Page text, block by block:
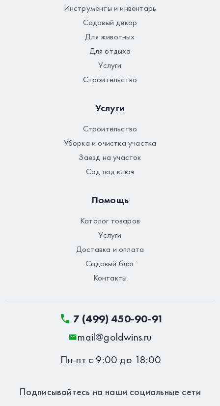
Инструменты и инвентарь
Садовый декор
Для животных
Для отдыха
Услуги
Строительство
Услуги
Строительство
Уборка и очистка участка
Заезд на участок
Сад под ключ
Помощь
Каталог товаров
Услуги
Доставка и оплата
Садовый блог
Контакты
7 (499) 450-90-91
mail@goldwins.ru
Пн-пт с 9:00 до 18:00
Подписывайтесь на наши социальные сети